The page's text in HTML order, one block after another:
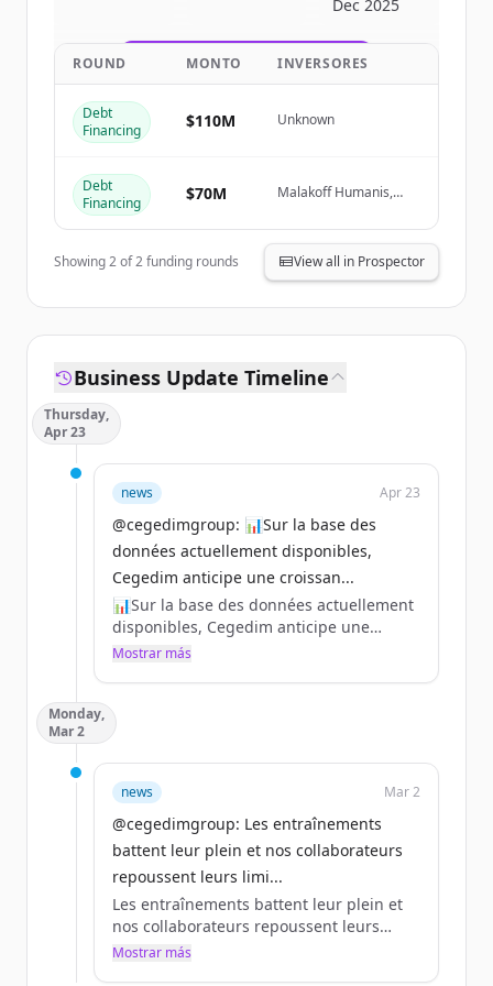
Create Free Account
¿Ya tienes una cuenta?Iniciar sesión
Dec 2025
ROUND MONTO INVERSORES
Debt
Financing
$110M Unknown
Debt
Financing
$70M
Malakoff Humanis,
Showing2of2funding rounds View all in Prospector
Business Update Timeline
Thursday,
Apr 23
news Apr 23
@cegedimgroup: 📊Sur la base des
données actuellement disponibles,
Cegedim anticipe une croissan...
📊Sur la base des données actuellement
disponibles, Cegedim anticipe une
croissance organique de son chiffre
Pour en savoir plus sur les prochains
événements 👇
https://t.co/3OwZOMO2Sr
https://t.co/wg7fjQhdH9
#CegedimRésultats
https://t.co/hWkwzKE7NN
Mostrar más
Monday,
Mar 2
news Mar 2
@cegedimgroup: Les entraînements
battent leur plein et nos collaborateurs
repoussent leurs limi...
Les entraînements battent leur plein et
nos collaborateurs repoussent leurs
limites 🏃‍♂️🏃‍♀️
Mostrar más